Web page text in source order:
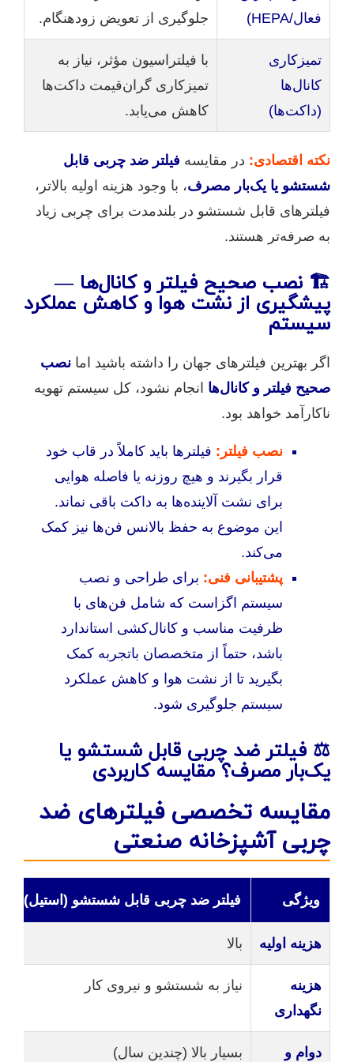
فعال/HEPA)
جلوگیری از تعویض زودهنگام.
تمیزکاری
کانال‌ها
(داکت‌ها)
با فیلتراسیون مؤثر، نیاز به
تمیزکاری گران‌قیمت داکت‌ها
کاهش می‌یابد.
نکته اقتصادی: در مقایسه فیلتر ضد چربی قابل
شستشو یا یک‌بار مصرف، با وجود هزینه اولیه بالاتر،
فیلترهای قابل شستشو در بلندمدت برای چربی زیاد
به صرفه‌تر هستند.
🏗️ نصب صحیح فیلتر و کانال‌ها —
پیشگیری از نشت هوا و کاهش عملکرد
سیستم
اگر بهترین فیلترهای جهان را داشته باشید اما نصب
صحیح فیلتر و کانال‌ها انجام نشود، کل سیستم تهویه
ناکارآمد خواهد بود.
نصب فیلتر: فیلترها باید کاملاً در قاب خود
قرار بگیرند و هیچ روزنه یا فاصله هوایی
برای نشت آلاینده‌ها به داکت باقی نماند.
این موضوع به حفظ بالانس فن‌ها نیز کمک
می‌کند.
پشتیبانی فنی: برای طراحی و نصب
سیستم اگزاست که شامل فن‌های با
ظرفیت مناسب و کانال‌کشی استاندارد
باشد، حتماً از متخصصان باتجربه کمک
بگیرید تا از نشت هوا و کاهش عملکرد
سیستم جلوگیری شود.
⚖️ فیلتر ضد چربی قابل شستشو یا
یک‌بار مصرف؟ مقایسه کاربردی
مقایسه تخصصی فیلترهای ضد
چربی آشپزخانه صنعتی
ویژگی فیلتر ضد چربی قابل شستشو (استیل)
هزینه اولیه بالا
هزینه
نگهداری
نیاز به شستشو و نیروی کار
دوام و
بسیار بالا (چندین سال)